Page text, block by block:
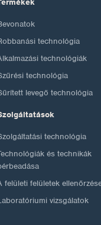
technológia
technológiák
technológia
levegő technológia
technológia
és technikák
felületi felületek
vizsgálatok